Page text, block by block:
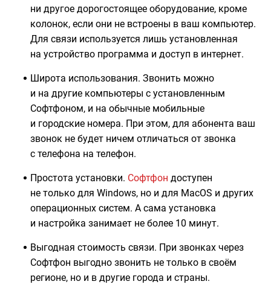
ни другое дорогостоящее оборудование, кроме
колонок, если они не встроены в ваш компьютер.
Для связи используется лишь установленная
на устройство программа и доступ в интернет.
Широта использования. Звонить можно
и на другие компьютеры с установленным
Софтфоном, и на обычные мобильные
и городские номера. При этом, для абонента ваш
звонок не будет ничем отличаться от звонка
с телефона на телефон.
Простота установки. Софтфон доступен
не только для Windows, но и для MacOS и других
операционных систем. А сама установка
и настройка занимает не более 10 минут.
Выгодная стоимость связи. При звонках через
Софтфон выгодно звонить не только в своём
регионе, но и в другие города и страны.